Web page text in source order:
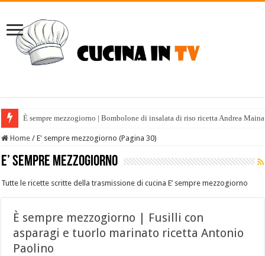
È sempre mezzogiorno | Bombolone di insalata di riso ricetta Andrea
Home / E' sempre mezzogiorno (Pagina 30)
E’ sempre mezzogiorno
Tutte le ricette scritte della trasmissione di cucina E’ sempre mezzogiorno
È sempre mezzogiorno | Fusilli con
asparagi e tuorlo marinato ricetta Antonio
Paolino